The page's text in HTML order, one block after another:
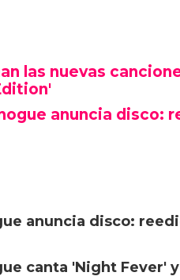
las nuevas
anuncia disco:
anuncia disco:
canta 'Night Fever'